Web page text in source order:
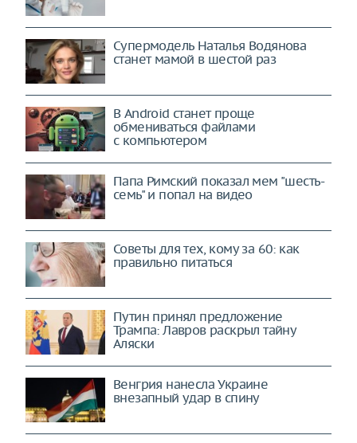
Супермодель Наталья Водянова
станет мамой в шестой раз
В Android станет проще
обмениваться файлами
с компьютером
Папа Римский показал мем "шесть-
семь" и попал на видео
Советы для тех, кому за 60: как
правильно питаться
Путин принял предложение
Трампа: Лавров раскрыл тайну
Аляски
Венгрия нанесла Украине
внезапный удар в спину